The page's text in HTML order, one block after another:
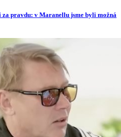
pravdu: v Maranellu jsme byli možná